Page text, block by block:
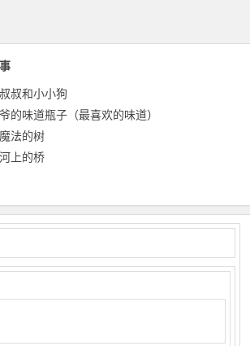
叔和小小狗
的味道瓶子（最喜欢的味道）
法的树
上的桥